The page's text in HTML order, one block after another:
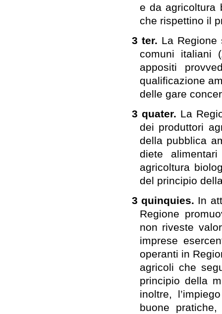
e da agricoltura
che rispettino il
3 ter. La Regione
comuni italiani
appositi
qualificazione
delle gare
3 quater. La
dei produttori
della pubblica
diete
agricoltura
del principio
3 quinquies. In
Regione
non riveste
imprese
operanti in
agricoli che
principio della
inoltre,
buone